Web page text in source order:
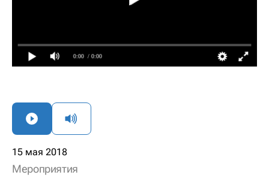
0:00 / 0:00
15 мая 2018
Мероприятия